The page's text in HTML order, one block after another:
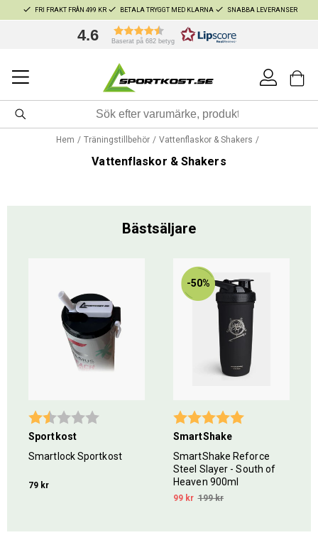
FRI FRAKT FRÅN 499 KR BETALA TRYGGT MED KLARNA SNABBA LEVERANSER
4.6 Baserat på 682 betyg
Hem Träningstillbehör Vattenflaskor & Shakers
Vattenflaskor & Shakers
Bästsäljare
Betyg: 1.9 utav 5 stjärnor
Sportkost
Smartlock Sportkost
79 kr
-50%
Betyg:
SmartShake
SmartShake Reforce
Steel Slayer - South of
Heaven 900ml
99 kr 199 kr